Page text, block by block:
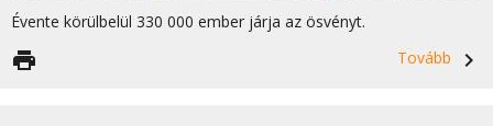
Évente körülbelül 330 000 ember járja az ösvényt.
Tovább
navigate_next
print